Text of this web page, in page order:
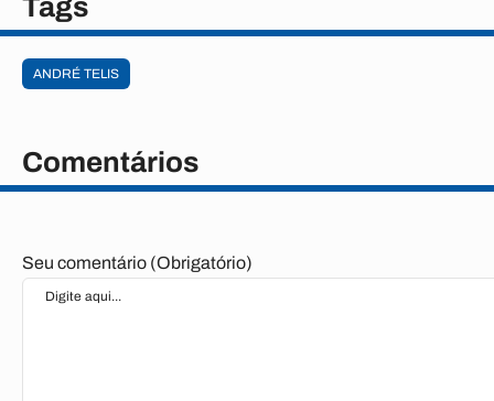
Tags
ANDRÉ TELIS
Comentários
Seu comentário (Obrigatório)